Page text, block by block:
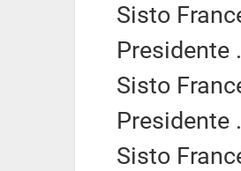
Sisto
Presidente
Sisto
Presidente
Sisto